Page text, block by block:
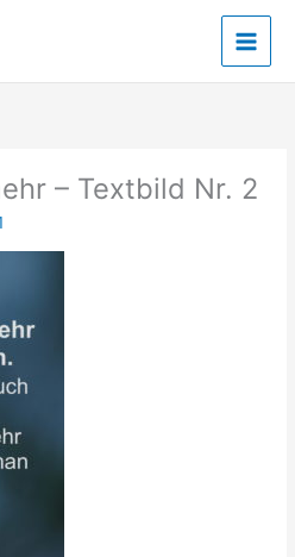
– Textbild Nr. 2